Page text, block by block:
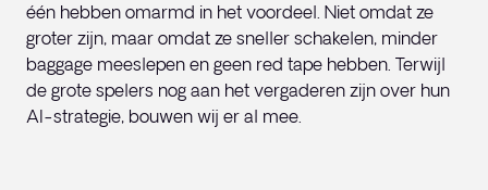
één hebben omarmd in het voordeel. Niet omdat ze
groter zijn, maar omdat ze sneller schakelen, minder
baggage meeslepen en geen red tape hebben. Terwijl
de grote spelers nog aan het vergaderen zijn over hun
AI-strategie, bouwen wij er al mee.